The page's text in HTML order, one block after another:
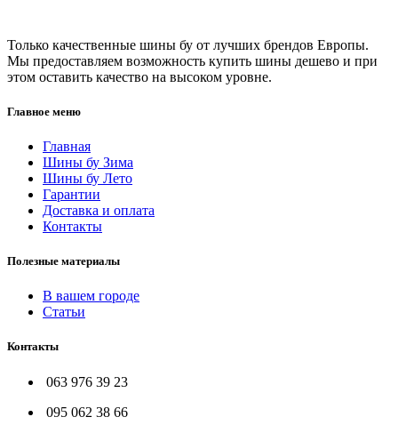
Только качественные шины бу от лучших брендов Европы.
Мы предоставляем возможность купить шины дешево и при
этом оставить качество на высоком уровне.
Главное меню
Главная
Шины бу Зима
Шины бу Лето
Гарантии
Доставка и оплата
Контакты
Полезные материалы
В вашем городе
Статьи
Контакты
063 976 39 23
095 062 38 66